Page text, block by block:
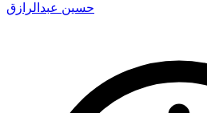
حسين عبدالرازق